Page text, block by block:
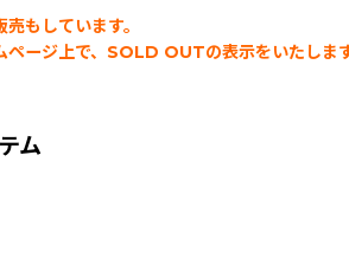
もしています。
ページ上で、SOLD OUTの表示をいたしま
ム